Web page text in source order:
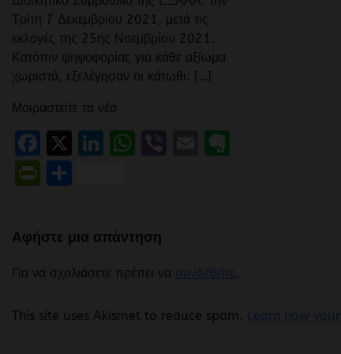
Τρίτη 7 Δεκεμβρίου 2021, μετά τις
εκλογές της 25ης Νοεμβρίου 2021.
Κατόπιν ψηφοφορίας για κάθε αξίωμα
χωριστά, εξελέγησαν οι κάτωθι: […]
Μοιραστείτε τα νέα
Facebook
X LinkedIn
WhatsApp
ViberEmail
PrintFriendly
Αφήστε μια απάντηση
Για να σχολιάσετε πρέπει να .
This site uses Akismet to reduce spam.